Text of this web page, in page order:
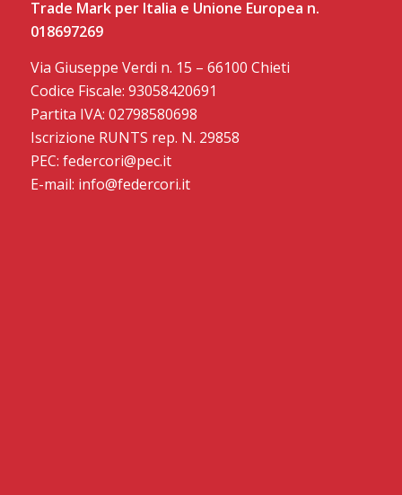
Trade Mark per Italia e Unione Europea n.
018697269
Via Giuseppe Verdi n. 15 – 66100 Chieti
Codice Fiscale: 93058420691
Partita IVA: 02798580698
Iscrizione RUNTS rep. N. 29858
PEC: federcori@pec.it
E-mail: info@federcori.it